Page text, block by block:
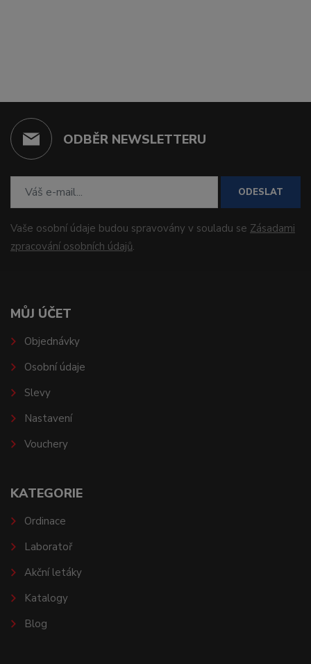
ODBĚR NEWSLETTERU
ODESLAT
Vaše osobní údaje budou spravovány v souladu se Zásadami
zpracování osobních údajů.
MŮJ ÚČET
Objednávky
Osobní údaje
Slevy
Nastavení
Vouchery
KATEGORIE
Ordinace
Laboratoř
Akční letáky
Katalogy
Blog